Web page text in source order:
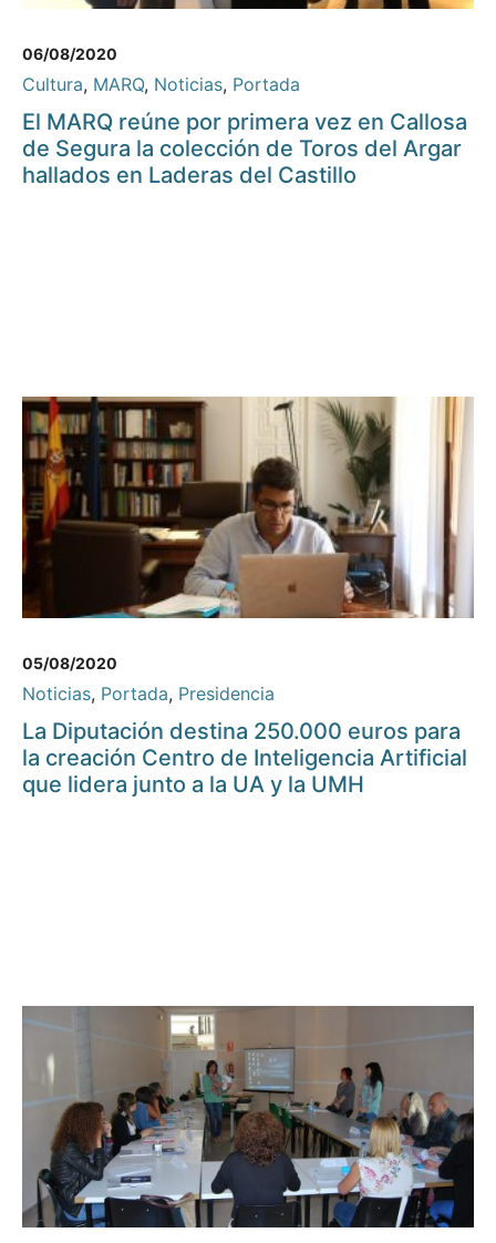
06/08/2020
Cultura, MARQ, Noticias, Portada
El MARQ reúne por primera vez en Callosa
de Segura la colección de Toros del Argar
hallados en Laderas del Castillo
05/08/2020
Noticias, Portada, Presidencia
La Diputación destina 250.000 euros para
la creación Centro de Inteligencia Artificial
que lidera junto a la UA y la UMH